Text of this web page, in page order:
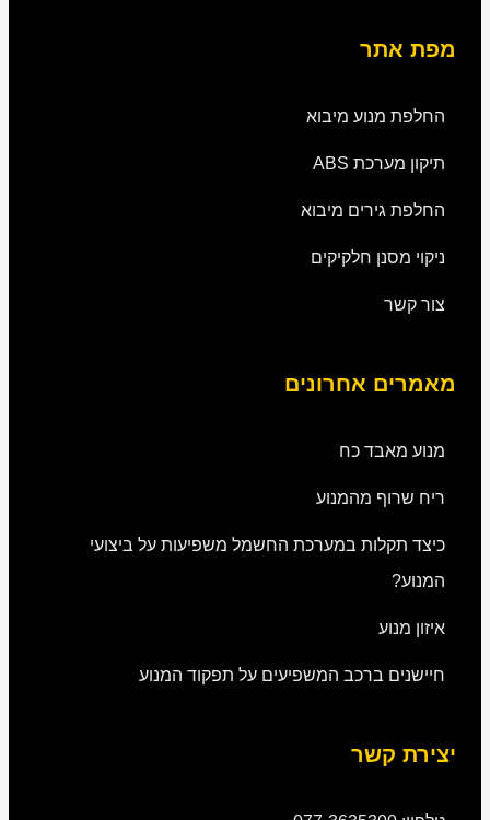
מפת אתר
החלפת מנוע מיבוא
תיקון מערכת ABS
החלפת גירים מיבוא
ניקוי מסנן חלקיקים
צור קשר
מאמרים אחרונים
מנוע מאבד כח
ריח שרוף מהמנוע
כיצד תקלות במערכת החשמל משפיעות על ביצועי
המנוע?
איזון מנוע
חיישנים ברכב המשפיעים על תפקוד המנוע
יצירת קשר